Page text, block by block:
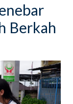
Berkah